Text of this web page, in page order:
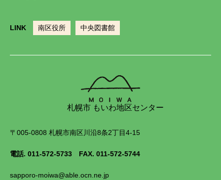
LINK 南区役所 中央図書館
札幌市 もいわ地区センター
〒005-0808 札幌市南区川沿8条2丁目4-15
電話. 011-572-5733 FAX. 011-572-5744
sapporo-moiwa@able.ocn.ne.jp